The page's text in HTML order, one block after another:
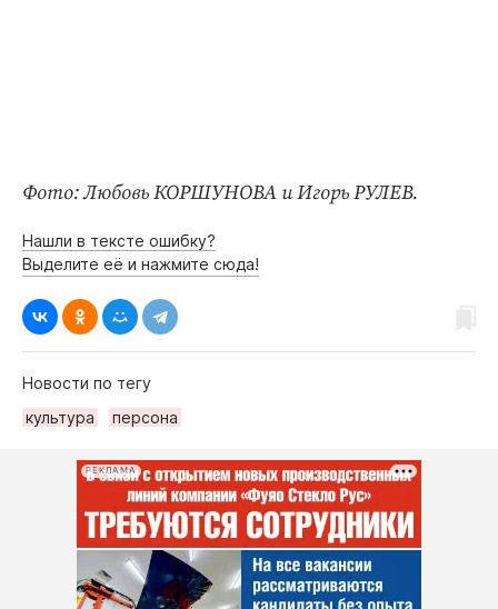
Фото: Любовь КОРШУНОВА и Игорь РУЛЕВ.
Нашли в тексте ошибку?
Выделите её и нажмите сюда!
Новости по тегу
культура
персона
РЕКЛАМА